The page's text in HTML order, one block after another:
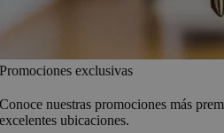
Promociones exclusivas
Conoce nuestras promociones más
excelentes ubicaciones.